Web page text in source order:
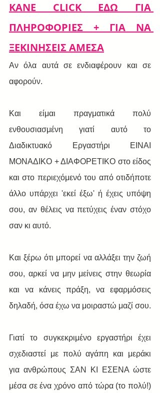
ΚΑΝΕ CLICK ΕΔΩ ΓΙΑ
ΠΛΗΡΟΦΟΡΙΕΣ + ΓΙΑ ΝΑ
ΞΕΚΙΝΗΣΕΙΣ ΑΜΕΣΑ
Αν όλα αυτά σε ενδιαφέρουν και σε
αφορούν.
Και είμαι πραγματικά πολύ
ενθουσιασμένη γιατί αυτό το
Διαδικτυακό Εργαστήρι ΕΙΝΑΙ
ΜΟΝΑΔΙΚΟ + ΔΙΑΦΟΡΕΤΙΚΟ στο είδος
και στο περιεχόμενό του από οτιδήποτε
άλλο υπάρχει 'εκεί έξω' ή έχεις υπόψη
σου, αν θέλεις να πετύχεις έναν στόχο
σαν κι αυτό.
Και ξέρω ότι μπορεί να αλλάξει την ζωή
σου, αρκεί να μην μείνεις στην θεωρία
και να κάνεις πράξη, να εφαρμόσεις
δηλαδή, όσα έχω να μοιραστώ μαζί σου.
​Γιατί το συγκεκριμένο εργαστήρι έχει
σχεδιαστεί με πολύ αγάπη και μεράκι
για ανθρώπους ΣΑΝ ΚΙ ΕΣΕΝΑ ώστε
μέσα σε ένα χρόνο από τώρα (το πολύ!)